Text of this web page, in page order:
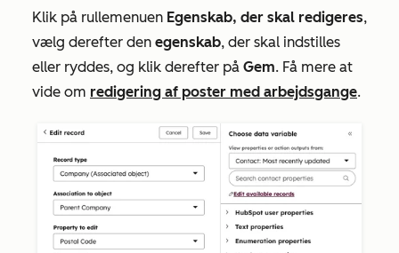
Klik på rullemenuen Egenskab, der skal redigeres,
vælg derefter den egenskab, der skal indstilles
eller ryddes, og klik derefter på Gem. Få mere at
vide om redigering af poster med arbejdsgange.